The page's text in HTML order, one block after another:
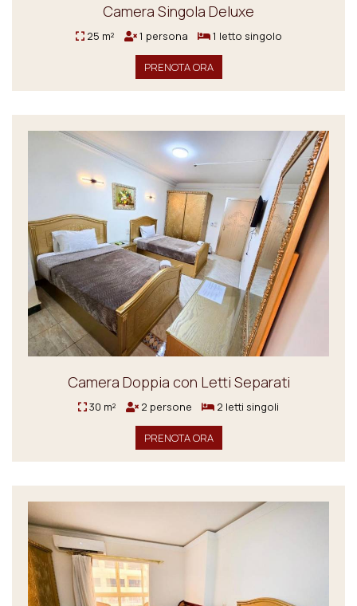
Camera Singola Deluxe
25 m² 1 persona 1 letto singolo
PRENOTA ORA
Camera Doppia con Letti Separati
30 m² 2 persone 2 letti singoli
PRENOTA ORA